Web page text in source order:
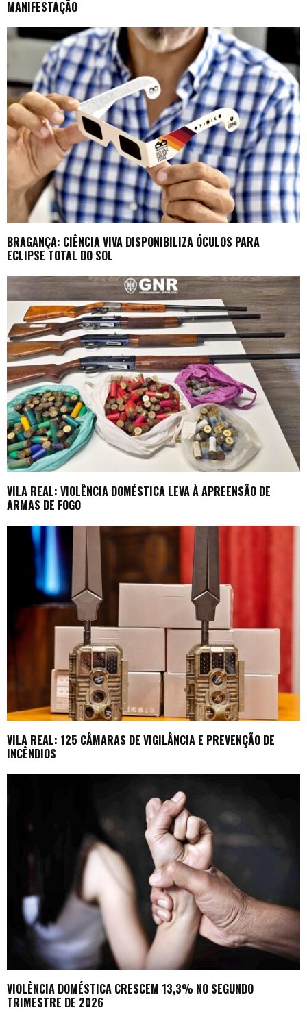
MANIFESTAÇÃO
BRAGANÇA: CIÊNCIA VIVA DISPONIBILIZA ÓCULOS PARA
ECLIPSE TOTAL DO SOL
VILA REAL: VIOLÊNCIA DOMÉSTICA LEVA À APREENSÃO DE
ARMAS DE FOGO
VILA REAL: 125 CÂMARAS DE VIGILÂNCIA E PREVENÇÃO DE
INCÊNDIOS
VIOLÊNCIA DOMÉSTICA CRESCEM 13,3% NO SEGUNDO
TRIMESTRE DE 2026